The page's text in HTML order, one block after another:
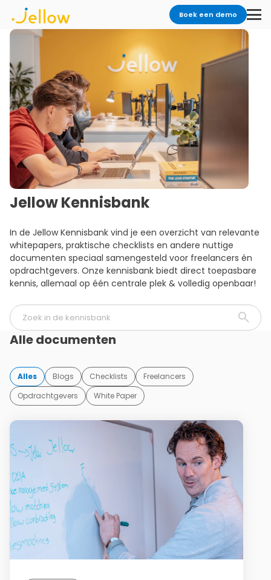
Boek een demo
Jellow Kennisbank
In de Jellow Kennisbank vind je een overzicht van relevante
whitepapers, praktische checklists en andere nuttige
documenten speciaal samengesteld voor freelancers én
opdrachtgevers. Onze kennisbank biedt direct toepasbare
kennis, allemaal op één centrale plek & volledig openbaar!
Alle documenten
Alles Blogs Checklists
Freelancers
Opdrachtgevers
White Paper